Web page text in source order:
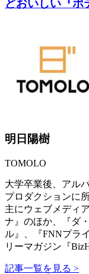
どおいしい『ポ
明日陽樹
TOMOLO
大学卒業後、アル
プロダクションに
主にウェブメディ
ナ』のほか、『ダ
ル』、『FNNプラ
リーマガジン『
記事一覧を見る >